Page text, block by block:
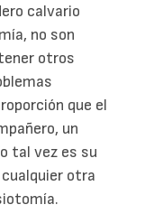
calvario
no son
otros
que el
un
tal vez es su
otra